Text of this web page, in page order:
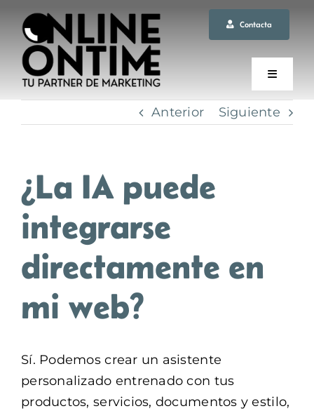
Saltar
contenido
Contacta
Toggle
LA AGENCIA
SERVICIOS
BLOG
Anterior Siguiente
¿La IA puede
integrarse
directamente en
mi web?
Sí. Podemos crear un asistente
personalizado entrenado con tus
productos, servicios, documentos y estilo,